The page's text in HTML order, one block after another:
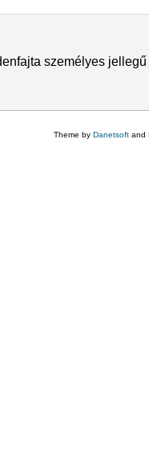
személyes
Theme by Danetsoft and